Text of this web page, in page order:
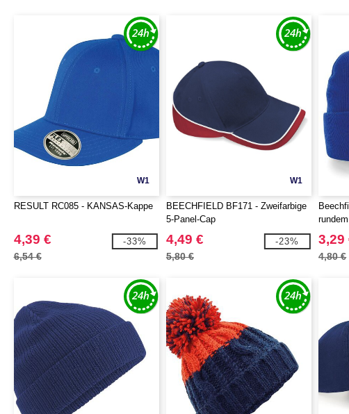
W1
RESULT RC085 - KANSAS-Kappe
4,39 €
6,54 €
-33%
W1
BEECHFIELD BF171 - Zweifarbige
5-Panel-Cap
4,49 €
5,80 €
-23% 3,29
4,80 €